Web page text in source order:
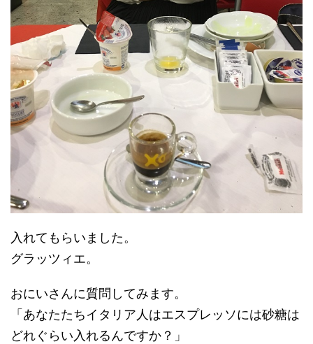
入れてもらいました。
グラッツィエ。
おにいさんに質問してみます。
「あなたたちイタリア人はエスプレッソには砂糖は
どれぐらい入れるんですか？」